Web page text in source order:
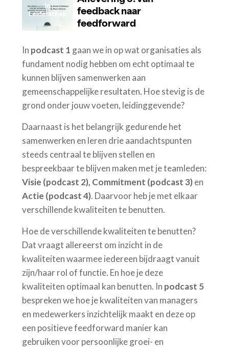
In podcast 1 gaan we in op wat organisaties als
fundament nodig hebben om echt optimaal te
kunnen blijven samenwerken aan
gemeenschappelijke resultaten. Hoe stevig is de
grond onder jouw voeten, leidinggevende?
Daarnaast is het belangrijk gedurende het
samenwerken en leren drie aandachtspunten
steeds centraal te blijven stellen en
bespreekbaar te blijven maken met je teamleden:
Visie (podcast 2), Commitment (podcast 3)en
Actie (podcast 4). Daarvoor heb je met elkaar
verschillende kwaliteiten te benutten.
Hoe de verschillende kwaliteiten te benutten?
Dat vraagt allereerst om inzicht in de
kwaliteiten waarmee iedereen bijdraagt vanuit
zijn/haar rol of functie. En hoe je deze
kwaliteiten optimaal kan benutten. In podcast 5
bespreken we hoe je kwaliteiten van managers
en medewerkers inzichtelijk maakt en deze op
een positieve feedforward manier kan
gebruiken voor persoonlijke groei- en